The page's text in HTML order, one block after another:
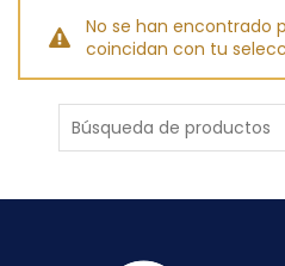
No se han encontrado
coincidan con tu
Buscar